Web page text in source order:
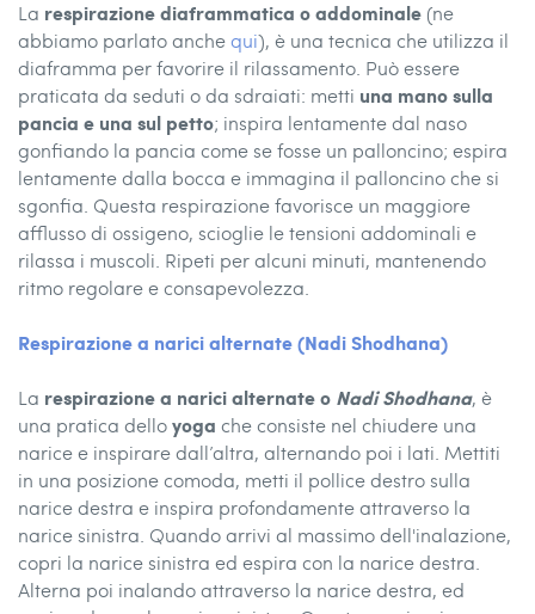
La respirazione diaframmatica o addominale (ne
abbiamo parlato anchequi), è una tecnica che utilizza il
diaframma per favorire il rilassamento. Può essere
praticata da seduti o da sdraiati: metti una mano sulla
pancia e una sul petto; inspira lentamente dal naso
gonfiando la pancia come se fosse un palloncino; espira
lentamente dalla bocca e immagina il palloncino che si
sgonfia. Questa respirazione favorisce un maggiore
afflusso di ossigeno, scioglie le tensioni addominali e
rilassa i muscoli. Ripeti per alcuni minuti, mantenendo
ritmo regolare e consapevolezza.
Respirazione a narici alternate (Nadi Shodhana)
La respirazione a narici alternate o Nadi Shodhana, è
una pratica delloyoga che consiste nel chiudere una
narice e inspirare dall’altra, alternando poi i lati. Mettiti
in una posizione comoda, metti il pollice destro sulla
narice destra e inspira profondamente attraverso la
narice sinistra. Quando arrivi al massimo dell'inalazione,
copri la narice sinistra ed espira con la narice destra.
Alterna poi inalando attraverso la narice destra, ed